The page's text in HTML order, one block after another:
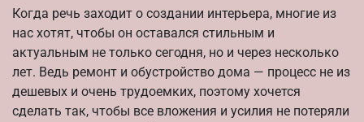
Когда речь заходит о создании интерьера, многие из
нас хотят, чтобы он оставался стильным и
актуальным не только сегодня, но и через несколько
лет. Ведь ремонт и обустройство дома — процесс не из
дешевых и очень трудоемких, поэтому хочется
сделать так, чтобы все вложения и усилия не потеряли